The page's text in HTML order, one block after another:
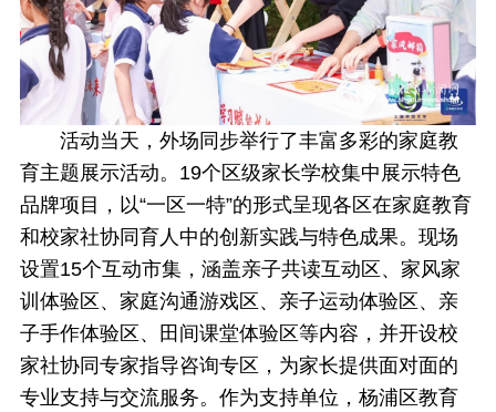
活动当天，外场同步举行了丰富多彩的家庭教
育主题展示活动。19个区级家长学校集中展示特色
品牌项目，以“一区一特”的形式呈现各区在家庭教育
和校家社协同育人中的创新实践与特色成果。现场
设置15个互动市集，涵盖亲子共读互动区、家风家
训体验区、家庭沟通游戏区、亲子运动体验区、亲
子手作体验区、田间课堂体验区等内容，并开设校
家社协同专家指导咨询专区，为家长提供面对面的
专业支持与交流服务。作为支持单位，杨浦区教育